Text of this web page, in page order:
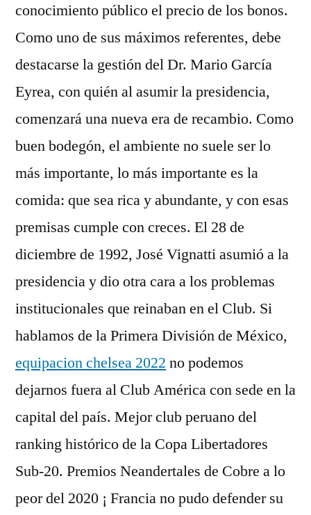
conocimiento público el precio de los bonos.
Como uno de sus máximos referentes, debe
destacarse la gestión del Dr. Mario García
Eyrea, con quién al asumir la presidencia,
comenzará una nueva era de recambio. Como
buen bodegón, el ambiente no suele ser lo
más importante, lo más importante es la
comida: que sea rica y abundante, y con esas
premisas cumple con creces. El 28 de
diciembre de 1992, José Vignatti asumió a la
presidencia y dio otra cara a los problemas
institucionales que reinaban en el Club. Si
hablamos de la Primera División de México,
equipacion chelsea 2022 no podemos
dejarnos fuera al Club América con sede en la
capital del país. Mejor club peruano del
ranking histórico de la Copa Libertadores
Sub-20. Premios Neandertales de Cobre a lo
peor del 2020 ¡ Francia no pudo defender su